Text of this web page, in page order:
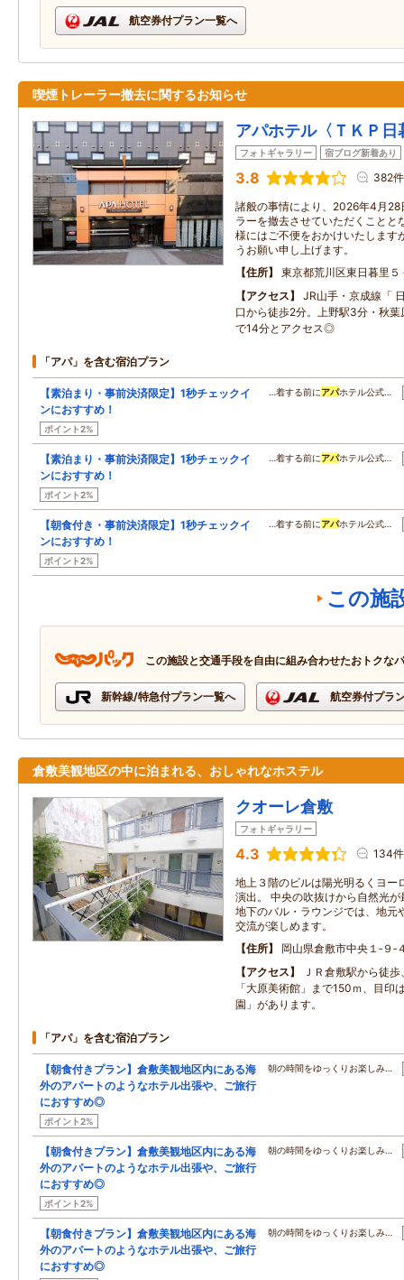
航空券付プラン一覧へ
喫煙トレーラー撤去に関するお知らせ
アパホテル〈ＴＫＰ日
フォトギャラリー 宿ブログ新着あり
3.8 382件
諸般の事情により、2026年4月28
ラーを撤去させていただくことと
様にはご不便をおかけいたします
うお願い申し上げます。
住所
東京都荒川区東日暮里５
アクセス
JR山手・京成線「
口から徒歩2分。上野駅3分・秋
で14分とアクセス◎
「アパ」を含む宿泊プラン
【素泊まり・事前決済限定】1秒チェックイ
ンにおすすめ！
ポイント2%
…着する前にアパホテル公式…
【素泊まり・事前決済限定】1秒チェックイ
ンにおすすめ！
ポイント2%
…着する前にアパホテル公式…
【朝食付き・事前決済限定】1秒チェックイ
ンにおすすめ！
ポイント2%
…着する前にアパホテル公式…
この施
この施設と交通手段を自由に組み合わせたおトクな
新幹線/特急付プラン一覧へ 航空券付プラ
倉敷美観地区の中に泊まれる、おしゃれなホステル
クオーレ倉敷
フォトギャラリー
4.3 134件
地上３階のビルは陽光明るくヨー
演出。 中央の吹抜けから自然光
地下のバル・ラウンジでは、地元
交流が楽しめます。
住所
岡山県倉敷市中央１‐９‐
アクセス
ＪＲ倉敷駅から徒
「大原美術館」まで150ｍ、目印
園」があります。
「アパ」を含む宿泊プラン
【朝食付きプラン】倉敷美観地区内にある海
外のアパートのようなホテル出張や、ご旅行
におすすめ◎
ポイント2%
朝の時間をゆっくりお楽しみ…
【朝食付きプラン】倉敷美観地区内にある海
外のアパートのようなホテル出張や、ご旅行
におすすめ◎
ポイント2%
朝の時間をゆっくりお楽しみ…
【朝食付きプラン】倉敷美観地区内にある海
外のアパートのようなホテル出張や、ご旅行
におすすめ◎
朝の時間をゆっくりお楽しみ…